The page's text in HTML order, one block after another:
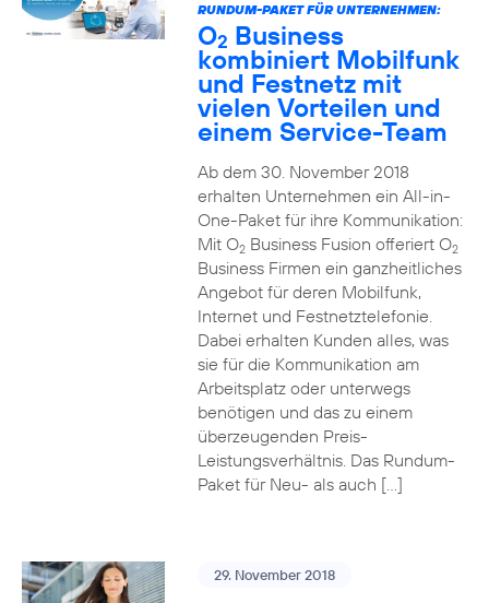
RUNDUM-PAKET FÜR UNTERNEHMEN:
O2 Business
kombiniert Mobilfunk
und Festnetz mit
vielen Vorteilen und
einem Service-Team
Ab dem 30. November 2018
erhalten Unternehmen ein All-in-
One-Paket für ihre Kommunikation:
Mit O2Business Fusion offeriert O2
Business Firmen ein ganzheitliches
Angebot für deren Mobilfunk,
Internet und Festnetztelefonie.
Dabei erhalten Kunden alles, was
sie für die Kommunikation am
Arbeitsplatz oder unterwegs
benötigen und das zu einem
überzeugenden Preis-
Leistungsverhältnis. Das Rundum-
Paket für Neu- als auch […]
29. November 2018